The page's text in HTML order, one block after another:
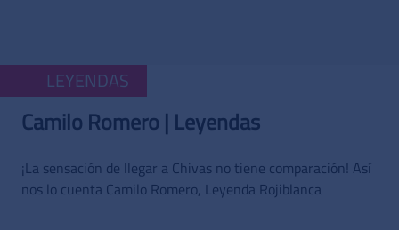
LEYENDAS
Camilo Romero | Leyendas
¡La sensación de llegar a Chivas no tiene comparación! Así
nos lo cuenta Camilo Romero, Leyenda Rojiblanca